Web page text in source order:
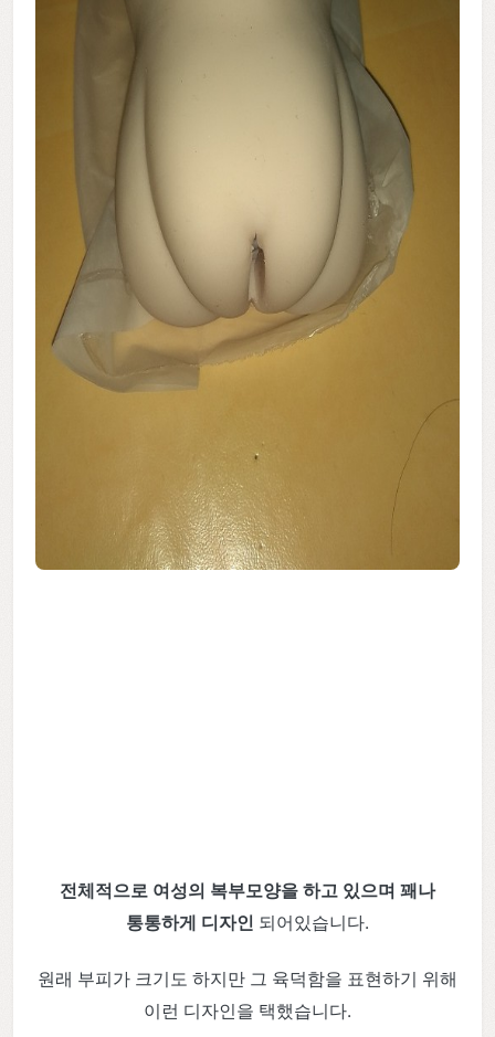
전체적으로 여성의 복부모양을 하고 있으며 꽤나
통통하게 디자인 되어있습니다.
원래 부피가 크기도 하지만 그 육덕함을 표현하기 위해
이런 디자인을 택했습니다.